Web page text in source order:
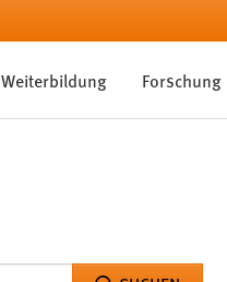
Weiterbildung Forschung